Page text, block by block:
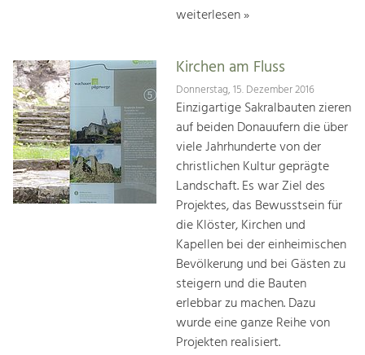
weiterlesen »
Kirchen am Fluss
Donnerstag, 15. Dezember 2016
Einzigartige Sakralbauten zieren
auf beiden Donauufern die über
viele Jahrhunderte von der
christlichen Kultur geprägte
Landschaft. Es war Ziel des
Projektes, das Bewusstsein für
die Klöster, Kirchen und
Kapellen bei der einheimischen
Bevölkerung und bei Gästen zu
steigern und die Bauten
erlebbar zu machen. Dazu
wurde eine ganze Reihe von
Projekten realisiert.